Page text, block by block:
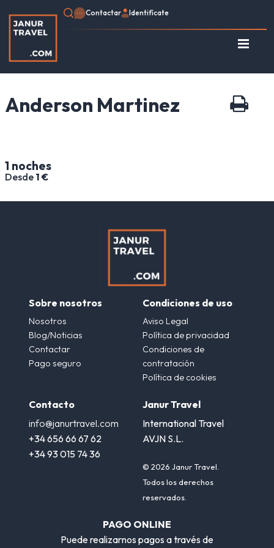
Contactar Identifícate
Consulte su Reserva
Anderson Martinez
1 noches
Desde 1 €
Sobre nosotros
Nosotros
Blog/Noticias
Contactar
Pago seguro
Condiciones de uso
Aviso Legal
Política de privacidad
Condiciones de
contratación
Política de cookies
Contacto
info@janurtravel.com
+34 656 66 67 62
+34 93 015 74 36
Janur Travel
International Travel
AVJN S.L.
© 2026 Janur Travel.
Todos los derechos
reservados.
PAGO ONLINE
Puede realizarnos pagos a través de